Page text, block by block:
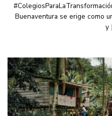
Buenaventura se erige como
y